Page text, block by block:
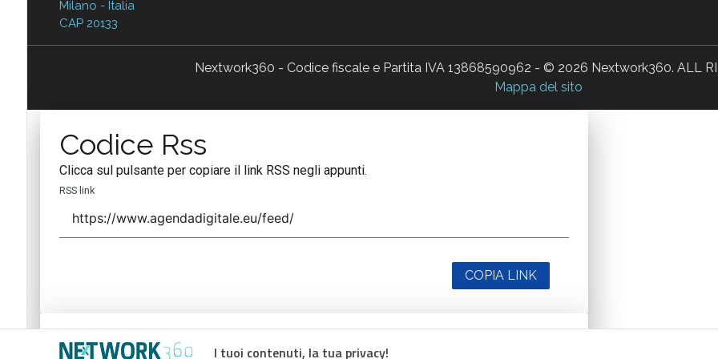
I tuoi contenuti, la tua privacy!
Milano - Italia
CAP 20133
Nextwork360 - Codice fiscale e Partita IVA 13868590962 - © 2026 Nextwork360. ALL
Mappa del sito
Codice Rss
Clicca sul pulsante per copiare il link RSS negli appunti.
RSS link
COPIA LINK
Codice Rss